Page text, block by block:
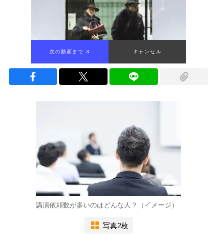
次の動画まで 2 キャンセル
講演依頼数が多いのはどんな人？（イメージ）
写真2枚